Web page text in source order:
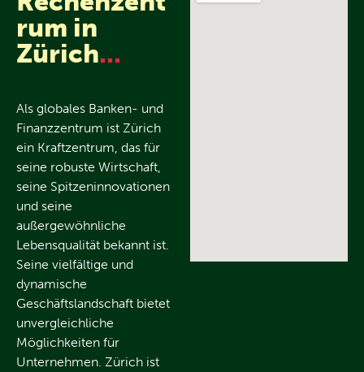
rum in
Zürich...
Als globales Banken- und
Finanzzentrum ist Zürich
ein Kraftzentrum, das für
seine robuste Wirtschaft,
seine Spitzeninnovationen
und seine
außergewöhnliche
Lebensqualität bekannt ist.
Seine vielfältige und
dynamische
Geschäftslandschaft bietet
unvergleichliche
Möglichkeiten für
Unternehmen. Zürich ist